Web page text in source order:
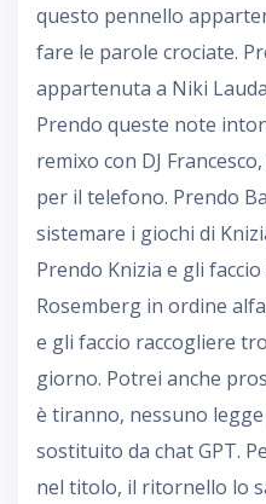
questo pennello
fare le parole crociate.
appartenuta a Niki
Prendo queste note
remixo con DJ
per il telefono. Prendo
sistemare i giochi di
Prendo Knizia e gli
Rosemberg in ordine
e gli faccio raccogliere
giorno. Potrei anche
è tiranno, nessuno
sostituito da chat GPT.
nel titolo, il ritornello lo